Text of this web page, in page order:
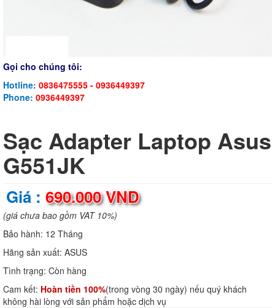
Gọi cho chúng tôi:
Hotline: 0836475555 - 0936449397
Phone: 0936449397
Sạc Adapter Laptop Asus
G551JK
Giá : 690.000 VND
(giá chưa bao gồm VAT 10%)
Bảo hành: 12 Tháng
Hãng sản xuất: ASUS
Tình trạng: Còn hàng
Cam kết: Hoàn tiền 100%(trong vòng 30 ngày) nếu quý khách
không hài lòng với sản phẩm hoặc dịch vụ